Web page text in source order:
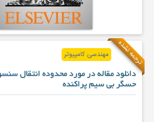
ترجمه نشده مهندسی کامپیوتر
دانلود مقاله در مورد محدوده انتقال
حسگر بی سیم پراکنده